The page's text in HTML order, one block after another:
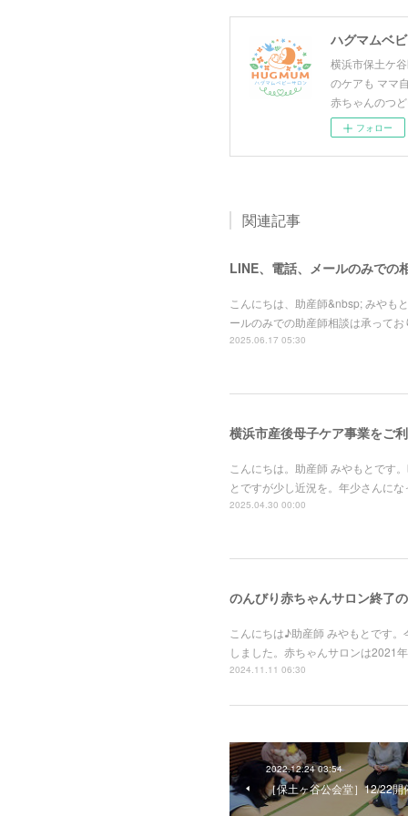
ハグマムベ
横浜市保土ケ
のケアも ママ
赤ちゃんのつ
フォロー
関連記事
LINE、電話、メールのみでの
こんにちは、助産師&nbsp; みやも
ールのみでの助産師相談は承って
2025.06.17 05:30
横浜市産後母子ケア事業をご
こんにちは。助産師 みやもとです
とですが少し近況を。年少さんに
2025.04.30 00:00
のんびり赤ちゃんサロン終了
こんにちは♪助産師 みやもとです
しました。赤ちゃんサロンは2021
2024.11.11 06:30
2022.12.24 03:54
［保土ヶ谷公会堂］12/22